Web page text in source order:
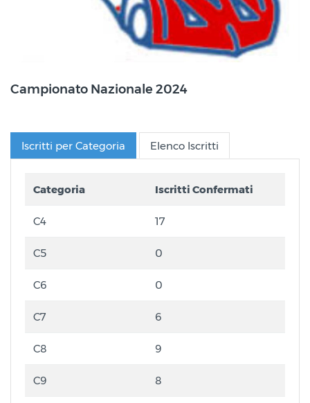
Campionato Nazionale 2024
Iscritti per Categoria Elenco Iscritti
Categoria Iscritti Confermati
C4 17
C5 0
C6 0
C7 6
C8 9
C9 8